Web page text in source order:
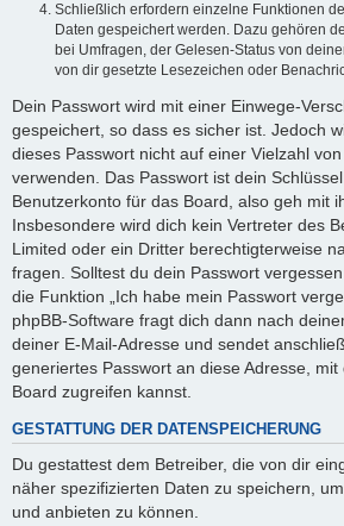
Schließlich erfordern einzelne Funktionen
Daten gespeichert werden. Dazu gehören
bei Umfragen, der Gelesen-Status von
von dir gesetzte Lesezeichen oder
Dein Passwort wird mit einer Einwege-
gespeichert, so dass es sicher ist. Jedoch
dieses Passwort nicht auf einer Vielzahl
verwenden. Das Passwort ist dein
Benutzerkonto für das Board, also geh mit
Insbesondere wird dich kein Vertreter des
Limited oder ein Dritter berechtigterweise
fragen. Solltest du dein Passwort
die Funktion „Ich habe mein Passwort
phpBB-Software fragt dich dann nach
deiner E-Mail-Adresse und sendet
generiertes Passwort an diese Adresse,
Board zugreifen kannst.
GESTATTUNG DER DATENSPEICHERUNG
Du gestattest dem Betreiber, die von dir
näher spezifizierten Daten zu speichern,
und anbieten zu können.